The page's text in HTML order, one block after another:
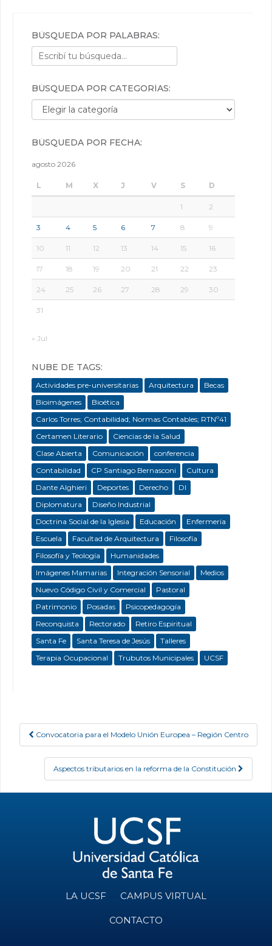
BÚSQUEDA POR PALABRAS:
BÚSQUEDA POR CATEGORÍAS:
Búsqueda por categorías:
BÚSQUEDA POR FECHA:
agosto 2026
L M X J V S D
1 2
3 4 5 6 7 8 9
10 11 12 13 14 15 16
17 18 19 20 21 22 23
24 25 26 27 28 29 30
31
« Jul
NUBE DE TAGS:
Actividades pre-universitarias Arquitectura
Becas
Bioimágenes
Bioética
Carlos Torres; Contabilidad; Normas Contables; RTNº41
Certamen Literario
Ciencias de la Salud
Clase Abierta
Comunicación
conferencia
Contabilidad
CP Santiago Bernasconi
Cultura
Dante Alghieri
Deportes Derecho
DI
Diplomatura
Diseño Industrial
Doctrina Social de la Iglesia
Educación
Enfermeria
Escuela
Facultad de Arquitectura
Filosofía
Filosofía y Teología
Humanidades
Imágenes Mamarias
Integración Sensorial
Medios
Nuevo Código Civil y Comercial
Pastoral
Patrimonio
Posadas
Psicopedagogía
Reconquista
Rectorado
Retiro Espiritual
Santa Fe
Santa Teresa de Jesús
Talleres
Terapia Ocupacional
Trubutos Municipales UCSF
Post navigation
Convocatoria para el Modelo Unión Europea – Región Centro
Aspectos tributarios en la reforma de la Constitución
LA UCSF CAMPUS VIRTUAL
CONTACTO